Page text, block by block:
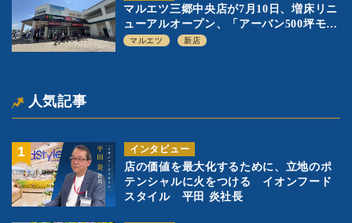
マルエツ三郷中央店が7月10日、増床リニ
ューアルオープン、「アーバン500坪モデ
ル」の実験を集大成、駅前立地受け、寿
マルエツ 新店
人気記事
インタビュー
店の価値を最大化するために、立地のポ
テンシャルに火をつける イオンフード
スタイル 平田 炎社長